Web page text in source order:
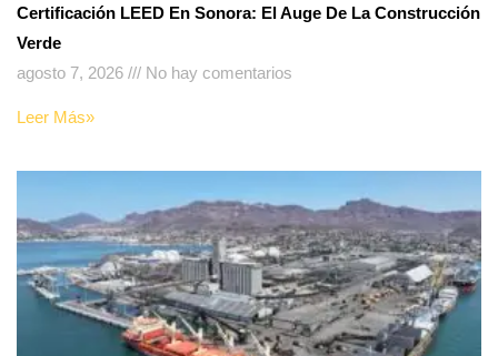
Certificación LEED En Sonora: El Auge De La Construcción
Verde
agosto 7, 2026
No hay comentarios
Leer Más»